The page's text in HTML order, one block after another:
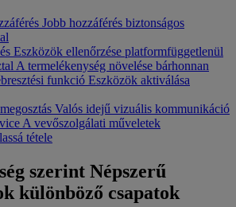
Jobb hozzáférés biztonságos
Eszközök ellenőrzése platformfüggetlenül
A termelékenység növelése bárhonnan
funkció Eszközök aktiválása
Valós idejű vizuális kommunikáció
A vevőszolgálati műveletek
tétele
szerint Népszerű
különböző csapatok